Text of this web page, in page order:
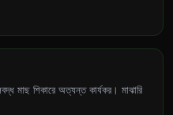
মাছ শিকারে অত্যন্ত কার্যকর। মাঝারি